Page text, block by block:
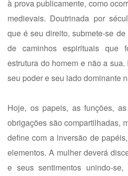
à prova publicamente, como
medievais. Doutrinada por
que é seu direito, submete-se
de caminhos espirituais que
estrutura do homem e não a
seu poder e seu lado dominante
Hoje, os papeis, as funções,
obrigações são compartilhadas,
define com a inversão de
elementos. A mulher deverá
e seus sentimentos unindo-